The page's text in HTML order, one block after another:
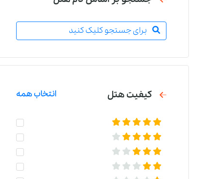
برای جستجو کلیک کنید
کیفیت هتل انتخاب همه